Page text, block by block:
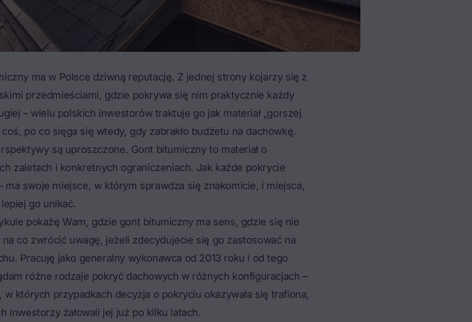
ma w Polsce dziwną reputację. Z jednej strony kojarzy się z
przedmieściami, gdzie pokrywa się nim praktycznie każdy
– wielu polskich inwestorów traktuje go jak materiał „gorszej
po co sięga się wtedy, gdy zabrakło budżetu na dachówkę.
są uproszczone. Gont bitumiczny to materiał o
zaletach i konkretnych ograniczeniach. Jak każde pokrycie
ma swoje miejsce, w którym sprawdza się znakomicie, i miejsca,
go unikać.
pokażę Wam, gdzie gont bitumiczny ma sens, gdzie się nie
co zwrócić uwagę, jeżeli zdecydujecie się go zastosować na
Pracuję jako generalny wykonawca od 2013 roku i od tego
różne rodzaje pokryć dachowych w różnych konfiguracjach –
w których przypadkach decyzja o pokryciu okazywała się trafiona,
inwestorzy żałowali jej już po kilku latach.